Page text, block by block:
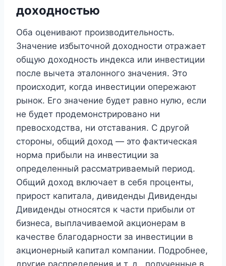
доходностью
Оба оценивают производительность.
Значение избыточной доходности отражает
общую доходность индекса или инвестиции
после вычета эталонного значения. Это
происходит, когда инвестиции опережают
рынок. Его значение будет равно нулю, если
не будет продемонстрировано ни
превосходства, ни отставания. С другой
стороны, общий доход — это фактическая
норма прибыли на инвестиции за
определенный рассматриваемый период.
Общий доход включает в себя проценты,
прирост капитала, дивиденды Дивиденды
Дивиденды относятся к части прибыли от
бизнеса, выплачиваемой акционерам в
качестве благодарности за инвестиции в
акционерный капитал компании. Подробнее,
другие распределения и т. д., полученные в